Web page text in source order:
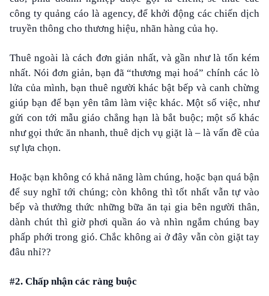
công ty quảng cáo là agency, để khởi động các chiến dịch
truyền thông cho thương hiệu, nhãn hàng của họ.
Thuê ngoài là cách đơn giản nhất, và gần như là tốn kém
nhất. Nói đơn giản, bạn đã “thương mại hoá” chính các lò
lửa của mình, bạn thuê người khác bật bếp và canh chừng
giúp bạn để bạn yên tâm làm việc khác. Một số việc, như
gửi con tới mẫu giáo chẳng hạn là bắt buộc; một số khác
như gọi thức ăn nhanh, thuê dịch vụ giặt là – là vấn đề của
sự lựa chọn.
Hoặc bạn không có khả năng làm chúng, hoặc bạn quá bận
để suy nghĩ tới chúng; còn không thì tốt nhất vẫn tự vào
bếp và thưởng thức những bữa ăn tại gia bên người thân,
dành chút thì giờ phơi quần áo và nhìn ngắm chúng bay
phấp phới trong gió. Chắc không ai ở đây vẫn còn giặt tay
đâu nhỉ??
#2. Chấp nhận các ràng buộc